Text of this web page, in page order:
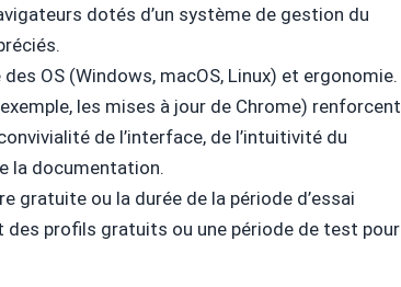
dotés d’un système de gestion du
OS (Windows, macOS, Linux) et ergonomie.
les mises à jour de Chrome) renforcent
de l’interface, de l’intuitivité du
la documentation.
gratuite ou la durée de la période d’essai
profils gratuits ou une période de test pour